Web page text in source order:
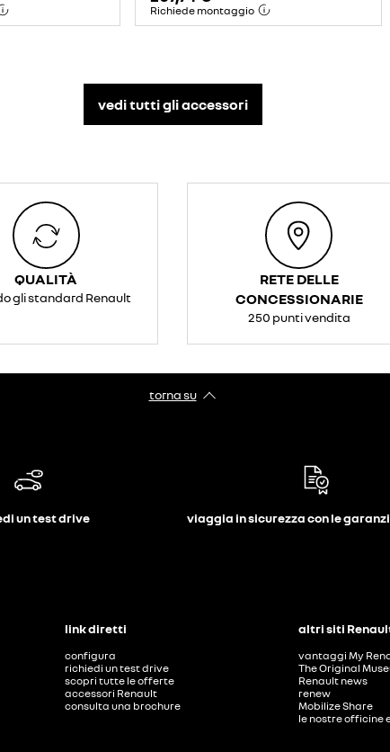
Richiede montaggio
vedi tutti gli accessori​
QUALITÀ
gli standard Renault
RETE DELLE
CONCESSIONARIE
250 punti vendita
torna su
un test drive viaggia in sicurezza con le
link diretti
configura
richiedi un test drive
scopri tutte le offerte
accessori Renault
consulta una brochure
altri siti
vantaggi My
The Original
Renault news
renew
Mobilize Share
le nostre officine